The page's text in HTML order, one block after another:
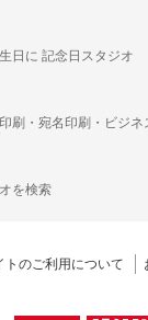
日に 記念日スタジオ
刷・宛名印刷・ビジネ
を検索
トのご利用について